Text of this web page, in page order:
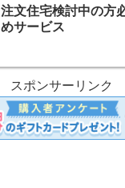
注文住宅検討中の方
めサービス
スポンサーリンク